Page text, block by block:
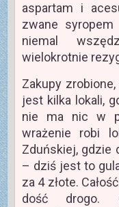
aspartam i
zwane
niemal
wielokrotnie
Zakupy
jest kilka lokali,
nie ma nic w
wrażenie robi
Zduńskiej, gdzie
– dziś jest to
za 4 złote.
dość drogo.